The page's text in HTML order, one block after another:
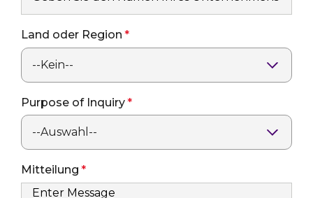
Land oder Region
Purpose of Inquiry
Mitteilung